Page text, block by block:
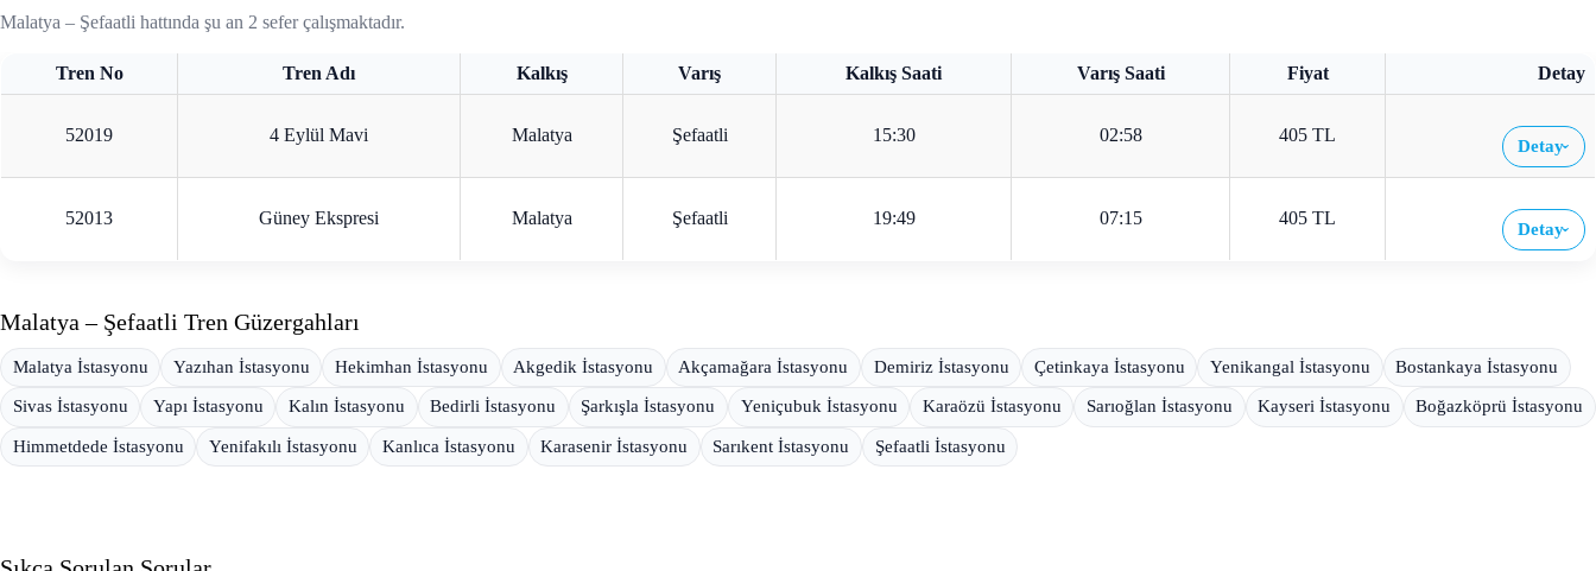
Malatya – Şefaatli hattında şu an 2 sefer çalışmaktadır.
Tren No Tren Adı Kalkış Varış Kalkış Saati Varış Saati Fiyat Detay
52019 4 Eylül Mavi Malatya Şefaatli 15:30 02:58 405 TL
Detay›
52013 Güney Ekspresi Malatya Şefaatli 19:49 07:15 405 TL
Detay›
Malatya – Şefaatli Tren Güzergahları
Malatya İstasyonu Yazıhan İstasyonu Hekimhan İstasyonu Akgedik İstasyonu Akçamağara İstasyonu Demiriz İstasyonu Çetinkaya İstasyonu Yenikangal İstasyonu Bostankaya İstasyonu
Sivas İstasyonu Yapı İstasyonu Kalın İstasyonu Bedirli İstasyonu Şarkışla İstasyonu Yeniçubuk İstasyonu Karaözü İstasyonu Sarıoğlan İstasyonu Kayseri İstasyonu Boğazköprü İstasyonu
Himmetdede İstasyonu Yenifakılı İstasyonu Kanlıca İstasyonu Karasenir İstasyonu Sarıkent İstasyonu Şefaatli İstasyonu